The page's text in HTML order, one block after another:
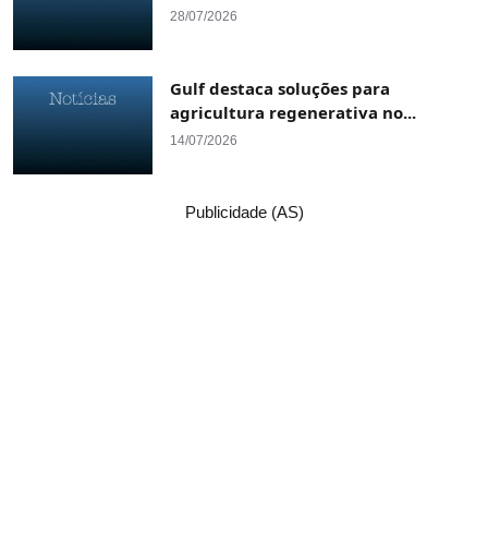
28/07/2026
Gulf destaca soluções para
agricultura regenerativa no...
14/07/2026
Publicidade (AS)